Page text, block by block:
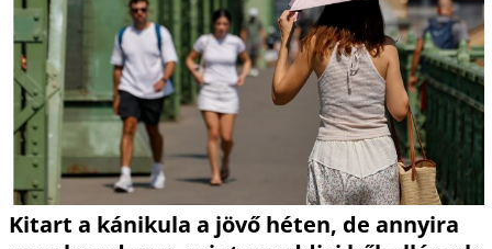
Kitart a kánikula a jövő héten, de annyira